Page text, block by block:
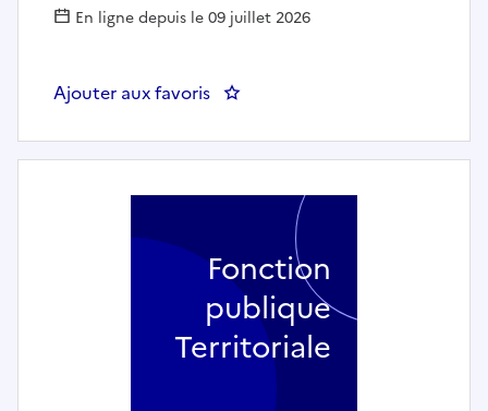
En ligne depuis le 09 juillet 2026
Ajouter aux favoris : Photographe (h/f) - Clamart
Fonction
publique
Territoriale